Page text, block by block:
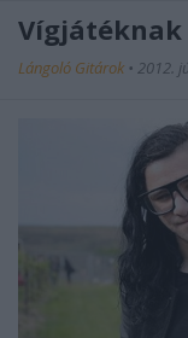
Vígjátéknak
Lángoló Gitárok • 2012.